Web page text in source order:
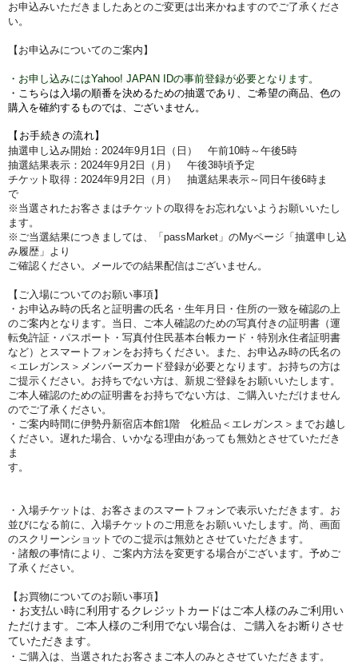
お申込みいただきましたあとのご変更は出来かねますのでご了承くださ
い。
【お申込みについてのご案内】
・お申し込みにはYahoo! JAPAN IDの事前登録が必要となります。
・こちらは入場の順番を決めるための抽選であり、ご希望の商品、色の
購入を確約するものでは、ございません。
【お手続きの流れ】
抽選申し込み開始：2024年9月1 日（日）
午前10時～午後5時
抽選結果表示：2024年9月2 日（月 ） 午後3時頃予定
チケット取得：2024年9月2 日（月 ） 抽選結果表示～同日 午後6時ま
で
※当選されたお客さまはチケットの取得をお忘れないようお願いいたし
ます。
※ご当選結果につきましては、「passMarket」のMyページ「抽選申し込
み履歴」より
ご確認ください。メールでの結果配信はございません。
【ご入場についてのお願い事項】
・お申込み時の氏名と証明書の氏名・生年月日・住所の一致を確認の上
のご案内となります。当日、ご本人確認のための写真付きの証明書（運
転免許証・パスポート・写真付住民基本台帳カード・特別永住者証明書
など）とスマートフォンをお持ちください。また、お申込み時の氏名の
＜エレガンス＞メンバーズカード登録が必要となります。お持ちの方は
ご提示ください。お持ちでない方は、新規ご登録をお願いいたします。
ご本人確認のための証明書をお持ちでない方は、ご購入いただけません
のでご了承ください。
・ご案内時間に伊勢丹新宿店本館1階 化粧品＜エレガンス＞までお越し
ください。遅れた場合、いかなる理由があっても無効とさせていただき
ま
す。
・入場チケットは、お客さまのスマートフォンで表示いただきます。お
並びになる前に、入場チケットのご用意をお願いいたします。尚、画面
のスクリーンショットでのご提示は無効とさせていただきます。
・諸般の事情により、ご案内方法を変更する場合がございます。予めご
了承ください。
【お買物についてのお願い事項】
・お支払い時に利用するクレジットカードはご本人様のみご利用い
ただけます。ご本人様のご利用でない場合は、ご購入をお断りさせ
ていただきます。
・ご購入は、当選されたお客さまご本人のみとさせていただきます。